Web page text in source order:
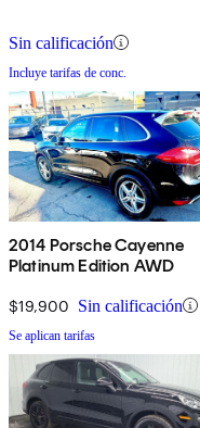
Sin calificación
Incluye tarifas de conc.
2014 Porsche Cayenne
Platinum Edition AWD
$19,900 Sin calificación
Se aplican tarifas